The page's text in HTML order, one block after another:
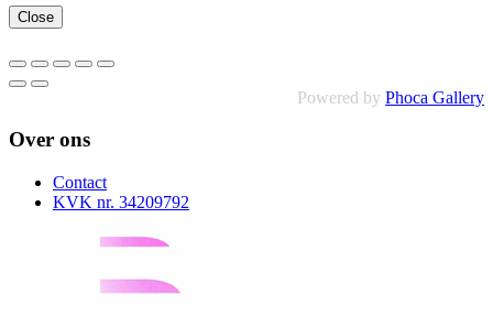
Close
Powered by Phoca Gallery
Over ons
Contact
KVK nr. 34209792